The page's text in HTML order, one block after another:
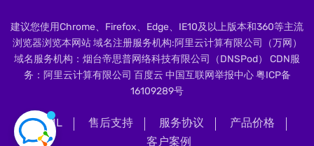
建议您使用Chrome、Firefox、Edge、IE10及以上版本和360等主流
浏览器浏览本网站 域名注册服务机构:阿里云计算有限公司（万网）
域名服务机构：烟台帝思普网络科技有限公司（DNSPod） CDN服
务：阿里云计算有限公司 百度云 中国互联网举报中心粤ICP备
16109289号
XML 售后支持 服务协议
产品价格
客户案例